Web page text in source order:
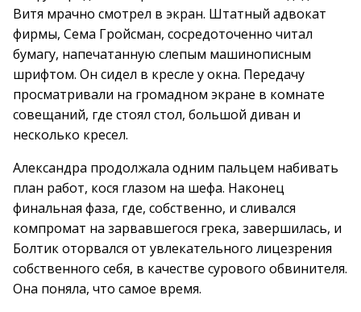
Витя мрачно смотрел в экран. Штатный адвокат
фирмы, Сема Гройсман, сосредоточенно читал
бумагу, напечатанную слепым машинописным
шрифтом. Он сидел в кресле у окна. Передачу
просматривали на громадном экране в комнате
совещаний, где стоял стол, большой диван и
несколько кресел.
Александра продолжала одним пальцем набивать
план работ, кося глазом на шефа. Наконец
финальная фаза, где, собственно, и сливался
компромат на зарвавшегося грека, завершилась, и
Болтик оторвался от увлекательного лицезрения
собственного себя, в качестве сурового обвинителя.
Она поняла, что самое время.